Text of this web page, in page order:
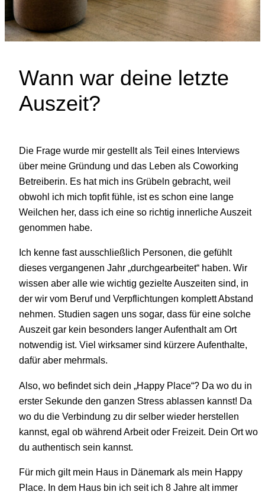
Wann war deine letzte
Auszeit?
Die Frage wurde mir gestellt als Teil eines Interviews
über meine Gründung und das Leben als Coworking
Betreiberin. Es hat mich ins Grübeln gebracht, weil
obwohl ich mich topfit fühle, ist es schon eine lange
Weilchen her, dass ich eine so richtig innerliche Auszeit
genommen habe.
Ich kenne fast ausschließlich Personen, die gefühlt
dieses vergangenen Jahr „durchgearbeitet“ haben. Wir
wissen aber alle wie wichtig gezielte Auszeiten sind, in
der wir vom Beruf und Verpflichtungen komplett Abstand
nehmen. Studien sagen uns sogar, dass für eine solche
Auszeit gar kein besonders langer Aufenthalt am Ort
notwendig ist. Viel wirksamer sind kürzere Aufenthalte,
dafür aber mehrmals.
Also, wo befindet sich dein „Happy Place“? Da wo du in
erster Sekunde den ganzen Stress ablassen kannst! Da
wo du die Verbindung zu dir selber wieder herstellen
kannst, egal ob während Arbeit oder Freizeit. Dein Ort wo
du authentisch sein kannst.
Für mich gilt mein Haus in Dänemark als mein Happy
Place. In dem Haus bin ich seit ich 8 Jahre alt immer